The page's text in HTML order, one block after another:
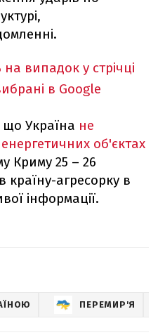
випадок у стрічці
в Google
Україна не
об'єктах
Криму 25 – 26
країну-агресорку в
інформації.
ПЕРЕМИР'Я